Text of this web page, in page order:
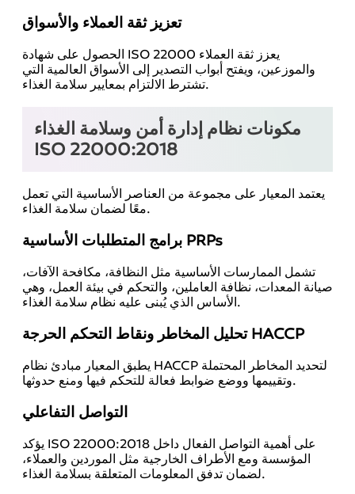
تعزيز ثقة العملاء والأسواق
الحصول على شهادة ISO 22000 يعزز ثقة العملاء
والموزعين، ويفتح أبواب التصدير إلى الأسواق العالمية التي
تشترط الالتزام بمعايير سلامة الغذاء.
مكونات نظام إدارة أمن وسلامة الغذاء
ISO 22000:2018
يعتمد المعيار على مجموعة من العناصر الأساسية التي تعمل
معًا لضمان سلامة الغذاء.
برامج المتطلبات الأساسية PRPs
تشمل الممارسات الأساسية مثل النظافة، مكافحة الآفات،
صيانة المعدات، نظافة العاملين، والتحكم في بيئة العمل، وهي
الأساس الذي يُبنى عليه نظام سلامة الغذاء.
تحليل المخاطر ونقاط التحكم الحرجة HACCP
يطبق المعيار مبادئ نظام HACCP لتحديد المخاطر المحتملة
وتقييمها ووضع ضوابط فعالة للتحكم فيها ومنع حدوثها.
التواصل التفاعلي
يؤكد ISO 22000:2018 على أهمية التواصل الفعال داخل
المؤسسة ومع الأطراف الخارجية مثل الموردين والعملاء،
لضمان تدفق المعلومات المتعلقة بسلامة الغذاء.